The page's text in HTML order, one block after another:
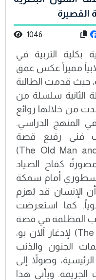
القصيرة
1046
بكلية التربية في
مميزاً عكس عمق
حيث قدمت الطالبة
الثانية سلسلة من
من خلالها روائع
المنهج الدراسي.
فني رفيع قصة
"العجوز والبحر" (The Old Man and the Sea)
كفاح الصياد
أمام سمكة
أن الإنسان قد يُهزم
كما استعرضت
المظلمة في قصة
"القط الأسود" (The Black Cat) لإدغار آلان بو،
الجنون والذنب
وصولاً إلى
الجريمة. ويأتي هذا